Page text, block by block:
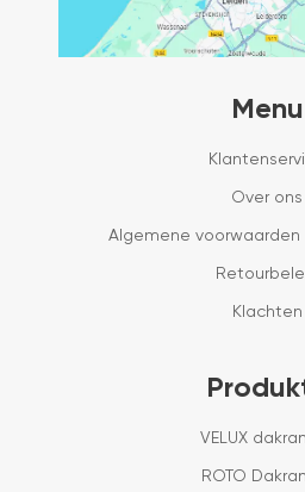
Menu
Over ons
Algemene voorwaarden
Klachten
VELUX
ROTO